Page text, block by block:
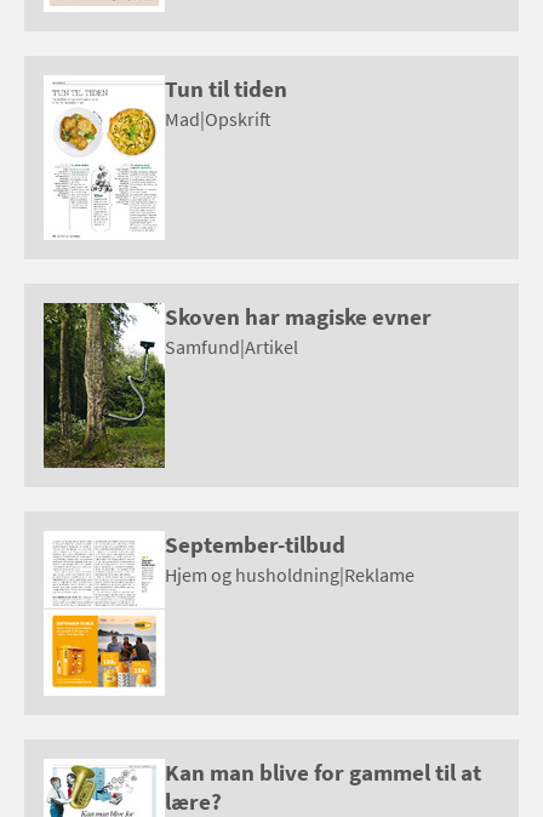
Tun til tiden
Mad|Opskrift
Skoven har magiske evner
Samfund|Artikel
September-tilbud
Hjem og husholdning|Reklame
Kan man blive for gammel til at
lære?